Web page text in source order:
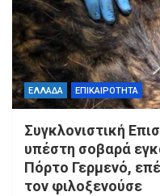
ΕΛΛΑΔΑ ΕΠΙΚΑΙΡΟΤΗΤΑ
Συγκλονιστική
υπέστη σοβαρά
Πόρτο Γερμενό,
τον φιλοξενούσε